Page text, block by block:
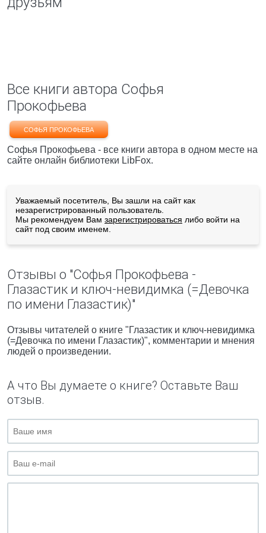
Все книги автора Софья
Прокофьева
СОФЬЯ ПРОКОФЬЕВА
Софья Прокофьева - все книги автора в одном месте на
сайте онлайн библиотеки LibFox.
Уважаемый посетитель, Вы зашли на сайт как
незарегистрированный пользователь.
Мы рекомендуем Вам зарегистрироваться либо войти на
сайт под своим именем.
Отзывы о "Софья Прокофьева -
Глазастик и ключ-невидимка (=Девочка
по имени Глазастик)"
Отзывы читателей о книге "Глазастик и ключ-невидимка
(=Девочка по имени Глазастик)", комментарии и мнения
людей о произведении.
А что Вы думаете о книге? Оставьте Ваш
отзыв.